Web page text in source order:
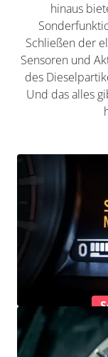
hinaus
Schließen der
Sensoren und
des
Und das alles